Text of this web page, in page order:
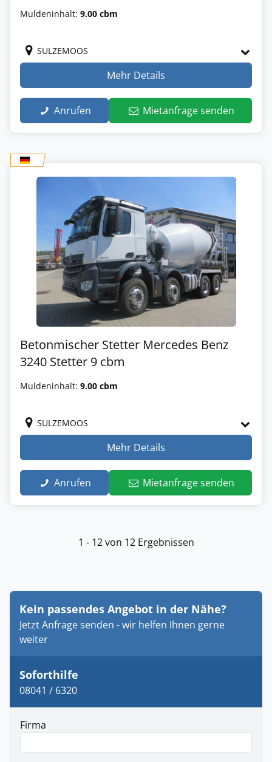
Muldeninhalt: 9.00 cbm
SULZEMOOS
Mehr Details
Anrufen Mietanfrage senden
Betonmischer Stetter Mercedes Benz
3240 Stetter 9 cbm
Muldeninhalt: 9.00 cbm
SULZEMOOS
Mehr Details
Anrufen Mietanfrage senden
1 - 12 von 12 Ergebnissen
Kein passendes Angebot in der Nähe?
Jetzt Anfrage senden - wir helfen Ihnen gerne
weiter
Soforthilfe
08041 / 6320
Firma